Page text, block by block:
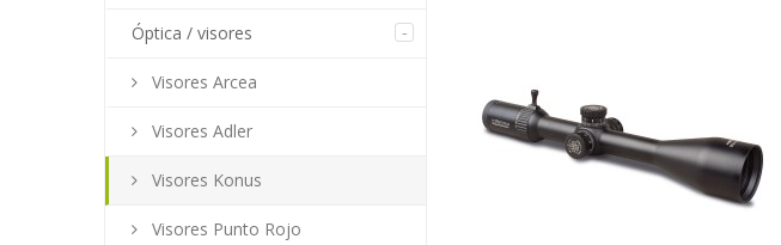
Óptica / visores
Visores Arcea
Visores Adler
Visores Konus
Visores Punto Rojo